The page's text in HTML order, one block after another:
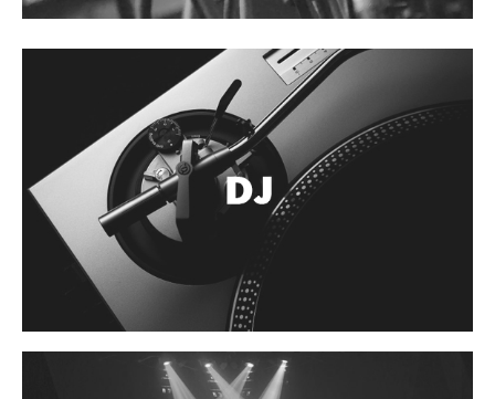
Accesorios
Cuerdas
Guitarra Metal
Guitarra Nylon
Guitarra Electrica
Bajo
Otros instrumentos de arco